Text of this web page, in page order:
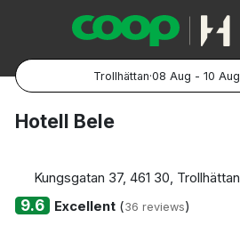
Trollhättan·08 Aug - 10 Aug
Popular Destinations:
Hotell Bele
Kungsgatan 37, 461 30, Trollhättan
9.6 Excellent(36 reviews)